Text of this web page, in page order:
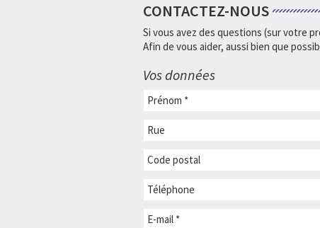
CONTACTEZ-NOUS
Si vous avez des questions (sur votre
Afin de vous aider, aussi bien que
Vos données